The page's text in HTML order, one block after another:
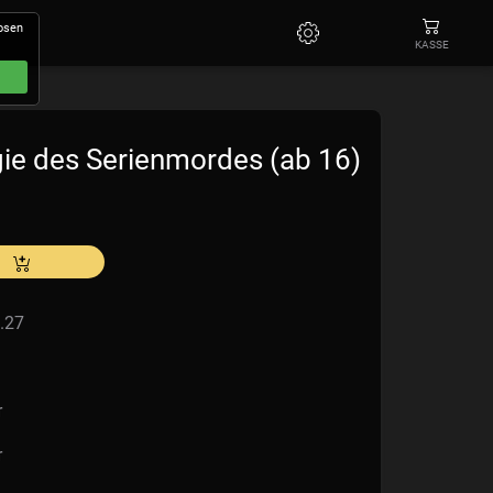
KASSE
des Serienmordes (ab 16)